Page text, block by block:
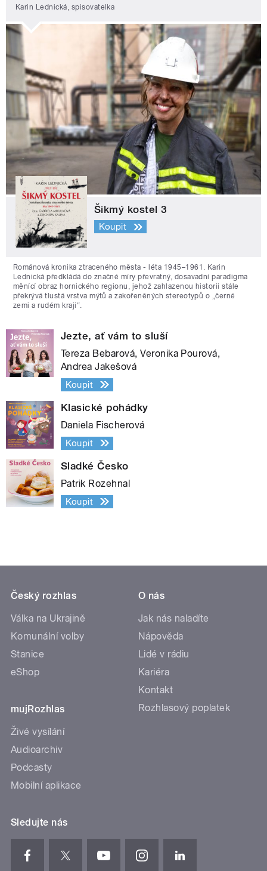
Karin Lednická, spisovatelka
Šikmý kostel 3
Koupit
Románová kronika ztraceného města - léta 1945–1961. Karin
Lednická předkládá do značné míry převratný, dosavadní paradigma
měnící obraz hornického regionu, jehož zahlazenou historii stále
překrývá tlustá vrstva mýtů a zakořeněných stereotypů o „černé
zemi a rudém kraji“.
Jezte, ať vám to sluší
Tereza Bebarová, Veronika Pourová,
Andrea Jakešová
Koupit
Klasické pohádky
Daniela Fischerová
Koupit
Sladké Česko
Patrik Rozehnal
Koupit
Český rozhlas
Válka na Ukrajině
Komunální volby
Stanice
eShop
mujRozhlas
Živé vysílání
Audioarchiv
Podcasty
Mobilní aplikace
O nás
Jak nás naladíte
Nápověda
Lidé v rádiu
Kariéra
Kontakt
Rozhlasový poplatek
Sledujte nás